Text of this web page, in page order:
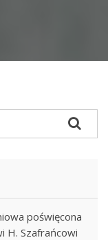
poświęcona
H. Szafrańcowi